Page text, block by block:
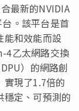
最新的NVIDIA
。該平台是首
能和效能而設
4乙太網路交換
）的網路創
實現了1.7倍的
穩定、可預測的